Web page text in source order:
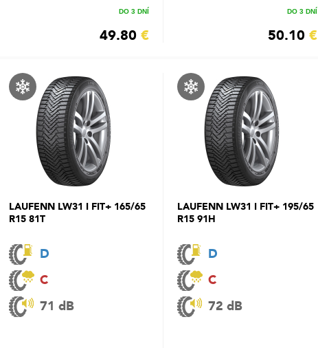
DO 3 DNÍ
49.80 €
DO 3 DNÍ
50.10 €
LAUFENN LW31 I FIT+ 165/65
R15 81T
D
C
71 dB
LAUFENN LW31 I FIT+ 195/65
R15 91H
D
C
72 dB